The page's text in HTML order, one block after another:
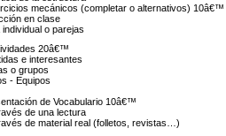
mecánicos (completar o alternativos) 10â€™
en clase
individual o parejas
20â€™
e interesantes
o grupos
- Equipos
de Vocabulario 10â€™
de una lectura
de material real (folletos, revistas…)